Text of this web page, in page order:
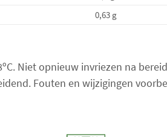
0,63 g
Niet opnieuw invriezen na
Fouten en wijzigingen